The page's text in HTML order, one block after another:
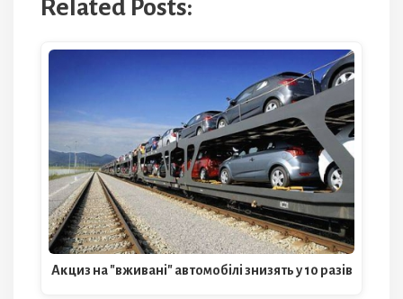
Related Posts:
Акциз на "вживані" автомобілі знизять у 10 разів